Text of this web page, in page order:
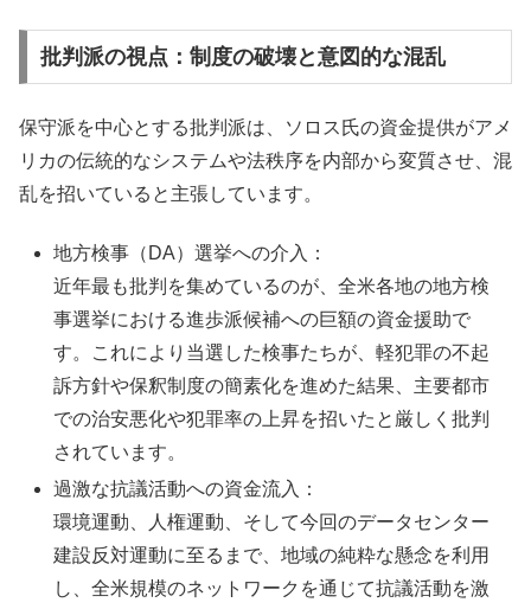
批判派の視点：制度の破壊と意図的な混乱
保守派を中心とする批判派は、ソロス氏の資金提供がアメ
リカの伝統的なシステムや法秩序を内部から変質させ、混
乱を招いていると主張しています。
地方検事（DA）選挙への介入：
近年最も批判を集めているのが、全米各地の地方検
事選挙における進歩派候補への巨額の資金援助で
す。これにより当選した検事たちが、軽犯罪の不起
訴方針や保釈制度の簡素化を進めた結果、主要都市
での治安悪化や犯罪率の上昇を招いたと厳しく批判
されています。
過激な抗議活動への資金流入：
環境運動、人権運動、そして今回のデータセンター
建設反対運動に至るまで、地域の純粋な懸念を利用
し、全米規模のネットワークを通じて抗議活動を激